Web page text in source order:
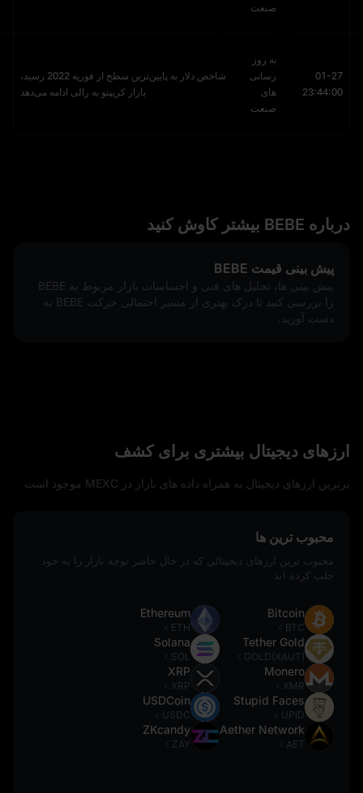
صنعت
01-27
23:44:00
به روز
رسانی
های
صنعت
شاخص دلار به پایین‌ترین سطح از فوریه 2022 رسید،
بازار کریپتو به رالی ادامه می‌دهد
درباره BEBE بیشتر کاوش کنید
پیش‌ بینی قیمت BEBE
پیش‌ بینی‌ ها، تحلیل‌ های فنی و احساسات بازار مربوط به BEBE
را بررسی کنید تا درک بهتری از مسیر احتمالی حرکت BEBE به
دست آورید.
ارزهای دیجیتال بیشتری برای کشف
برترین ارزهای دیجیتال به همراه داده‌ های بازار در MEXC موجود است
محبوب ترین ها
محبوب ترین ارزهای دیجیتالی که در حال حاضر توجه بازار را به خود
جلب کرده اند
Bitcoin
BTC
Tether Gold
GOLD(XAUT)
Monero
XMR
Stupid Faces
UPID
Aether Network
AET
Ethereum
ETH
Solana
SOL
XRP
XRP
USDCoin
USDC
ZKcandy
ZAY